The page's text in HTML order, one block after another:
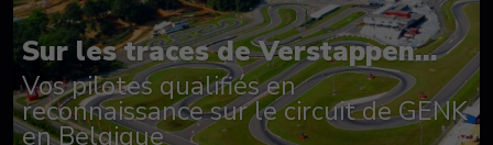
Sur les traces de Verstappen...
Vos pilotes qualifiés en
reconnaissance sur le circuit de GENK
en Belgique